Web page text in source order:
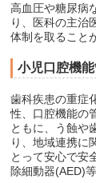
高血圧や糖尿病
り、医科の主治
体制を取ること
小児口腔機
歯科疾患の重症
性、口腔機能の
ともに、う蝕や
り、地域連携に
とって安心で安
除細動器(AED)